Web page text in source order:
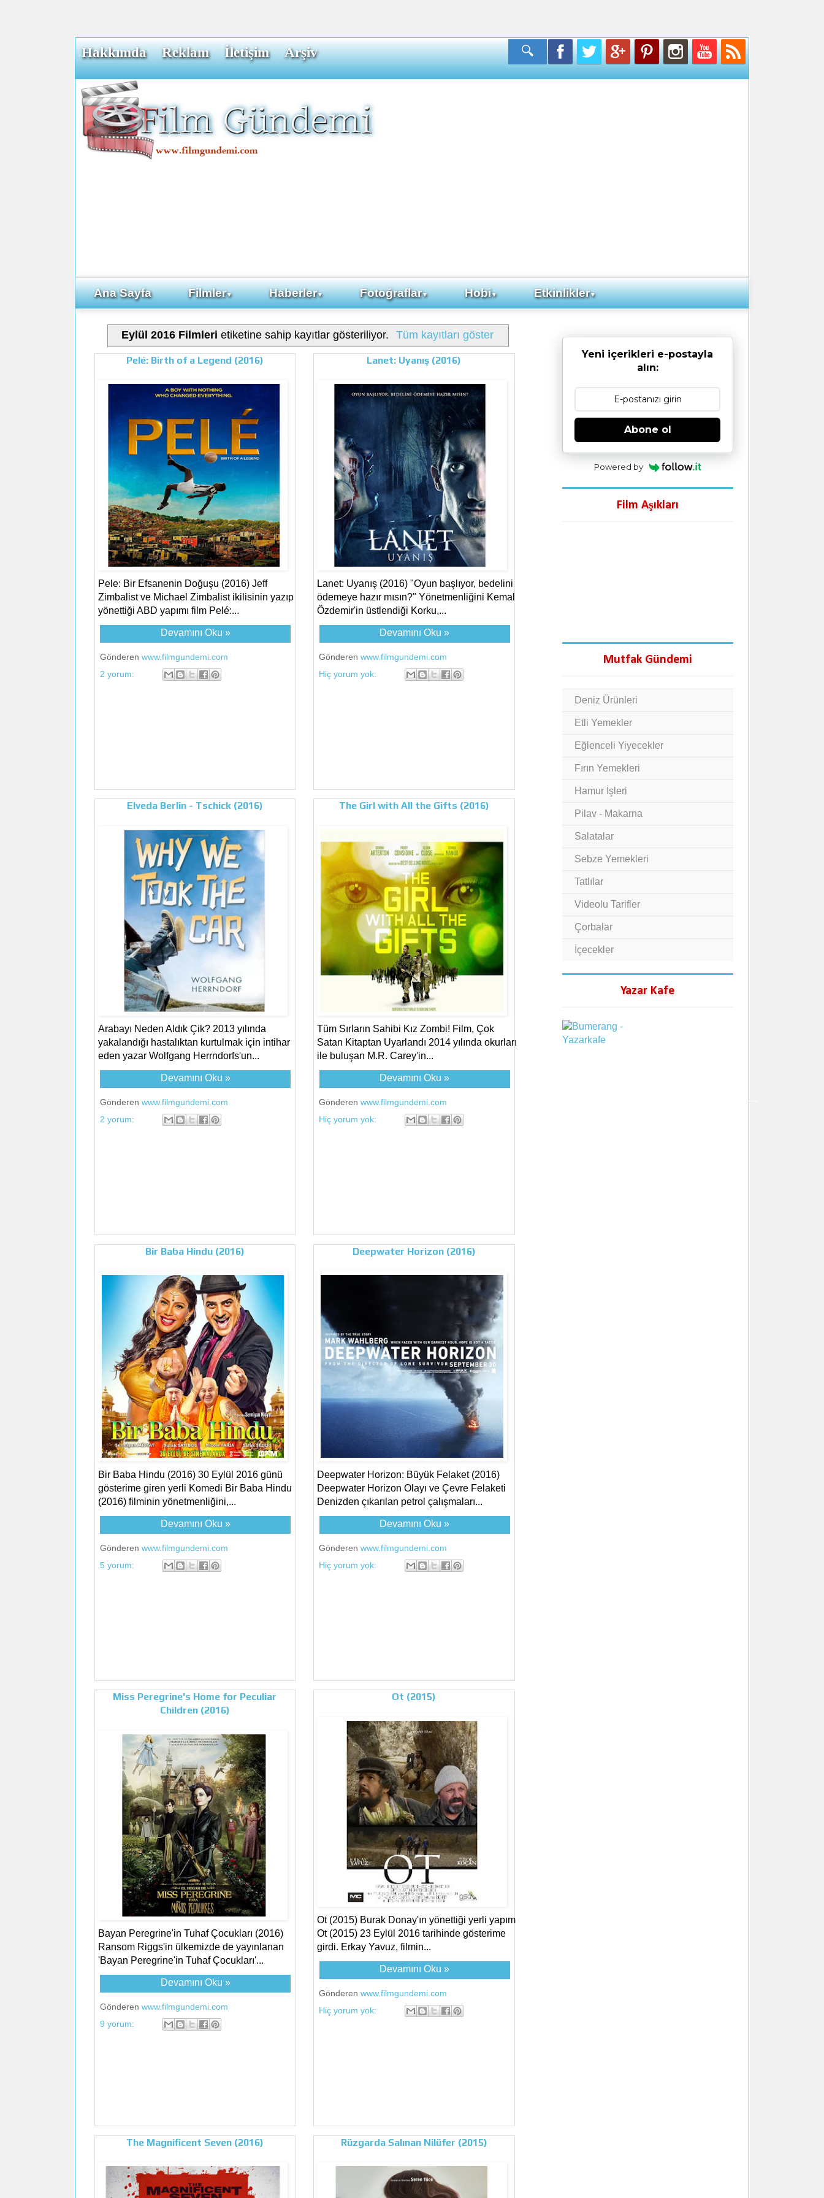
Hakkımda Reklam İletişim Arşiv
Ana Sayfa Filmler▼ Haberler▼ Fotoğraflar▼ Hobi▼ Etkinlikler▼
Eylül 2016 Filmleri etiketine sahip kayıtlar gösteriliyor. Tüm kayıtları göster
Pelé: Birth of a Legend (2016)
Pele: Bir Efsanenin Doğuşu (2016) Jeff
Zimbalist ve Michael Zimbalist ikilisinin yazıp
yönettiği ABD yapımı film Pelé:...
Devamını Oku »
Gönderen www.filmgundemi.com
2 yorum:
Lanet: Uyanış (2016)
Lanet: Uyanış (2016) "Oyun başlıyor, bedelini
ödemeye hazır mısın?" Yönetmenliğini Kemal
Özdemir'in üstlendiği Korku,...
Devamını Oku »
Gönderenwww.filmgundemi.com
Hiç yorum yok:
Elveda Berlin - Tschick (2016)
Arabayı Neden Aldık Çik? 2013 yılında
yakalandığı hastalıktan kurtulmak için intihar
eden yazar Wolfgang Herrndorfs'un...
Devamını Oku »
Gönderen www.filmgundemi.com
2 yorum:
The Girl with All the Gifts (2016)
Tüm Sırların Sahibi Kız Zombi! Film, Çok
Satan Kitaptan Uyarlandı 2014 yılında okurları
ile buluşan M.R. Carey'in...
Devamını Oku »
Gönderenwww.filmgundemi.com
Hiç yorum yok:
Bir Baba Hindu (2016)
Bir Baba Hindu (2016) 30 Eylül 2016 günü
gösterime giren yerli Komedi Bir Baba Hindu
(2016) filminin yönetmenliğini,...
Devamını Oku »
Gönderen www.filmgundemi.com
5 yorum:
Deepwater Horizon (2016)
Deepwater Horizon: Büyük Felaket (2016)
Deepwater Horizon Olayı ve Çevre Felaketi
Denizden çıkarılan petrol çalışmaları...
Devamını Oku »
Gönderenwww.filmgundemi.com
Hiç yorum yok:
Miss Peregrine's Home for Peculiar
Children (2016)
Bayan Peregrine'in Tuhaf Çocukları (2016)
Ransom Riggs'in ülkemizde de yayınlanan
'Bayan Peregrine'in Tuhaf Çocukları'...
Devamını Oku »
Gönderen www.filmgundemi.com
9 yorum:
Ot (2015)
Ot (2015) Burak Donay'ın yönettiği yerli yapım
Ot (2015) 23 Eylül 2016 tarihinde gösterime
girdi. Erkay Yavuz, filmin...
Devamını Oku »
Gönderenwww.filmgundemi.com
Hiç yorum yok:
The Magnificent Seven (2016) Rüzgarda Salınan Nilüfer (2015)
Yeni içerikleri e-postayla
alın:
Abone ol
Powered by
Film Aşıkları
Mutfak Gündemi
Deniz Ürünleri
Etli Yemekler
Eğlenceli Yiyecekler
Fırın Yemekleri
Hamur İşleri
Pilav - Makarna
Salatalar
Sebze Yemekleri
Tatlılar
Videolu Tarifler
Çorbalar
İçecekler
Yazar Kafe